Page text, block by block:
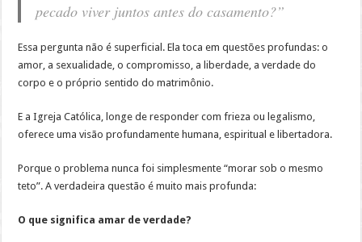
pecado viver juntos antes do casamento?”
Essa pergunta não é superficial. Ela toca em questões profundas: o
amor, a sexualidade, o compromisso, a liberdade, a verdade do
corpo e o próprio sentido do matrimônio.
E a Igreja Católica, longe de responder com frieza ou legalismo,
oferece uma visão profundamente humana, espiritual e libertadora.
Porque o problema nunca foi simplesmente “morar sob o mesmo
teto”. A verdadeira questão é muito mais profunda:
O que significa amar de verdade?